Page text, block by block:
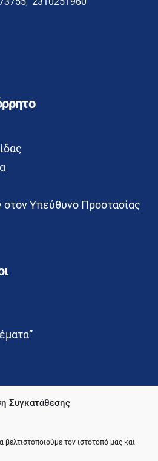
Συγκατάθεσης
βελτιστοποιούμε τον ιστότοπό μας και
,
Υπεύθυνο Προστασίας